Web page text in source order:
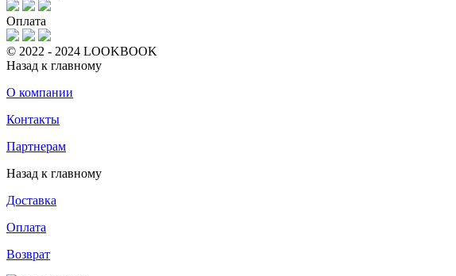
Оплата
© 2022 - 2024 LOOKBOOK
Назад к главному
О компании
Контакты
Партнерам
Назад к главному
Доставка
Оплата
Возврат